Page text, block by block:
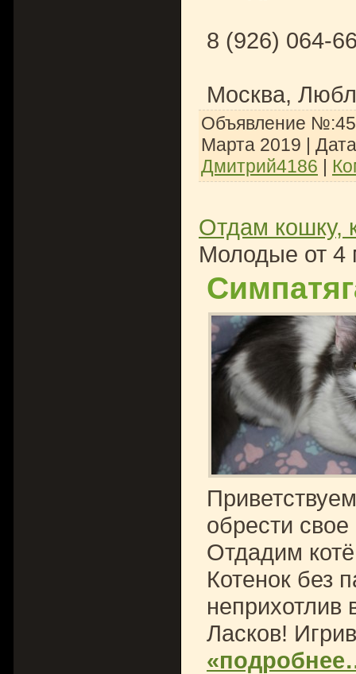
8 (926) 064-
Москва,
Объявление
Марта 2019 |
Дмитрий4186 |
Отдам кошку,
Молодые от 4
обрести
Отдадим
Котенок без
неприхотлив
Ласков!